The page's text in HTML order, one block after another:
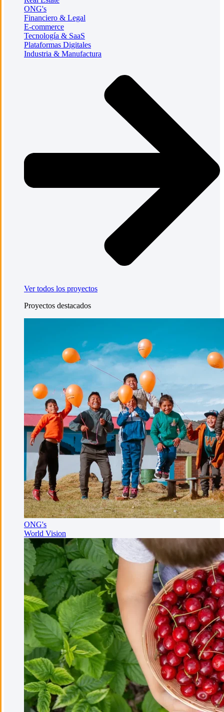
ONG's
Financiero & Legal
E-commerce
Tecnología & SaaS
Plataformas Digitales
Industria & Manufactura
Ver todos los proyectos
Proyectos destacados
ONG's
World Vision